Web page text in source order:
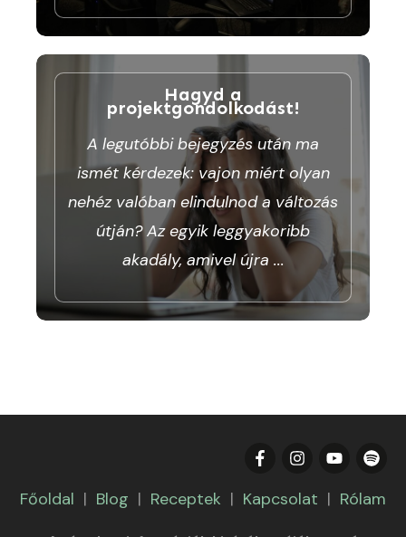
Hagyd a
projektgondolkodást!
A legutóbbi bejegyzés után ma
ismét kérdezek: vajon miért olyan
nehéz valóban elindulnod a változás
útján? Az egyik leggyakoribb
akadály, amivel újra ...
Főoldal | Blog | Receptek | Kapcsolat | Rólam